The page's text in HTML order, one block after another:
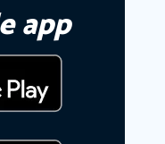
app